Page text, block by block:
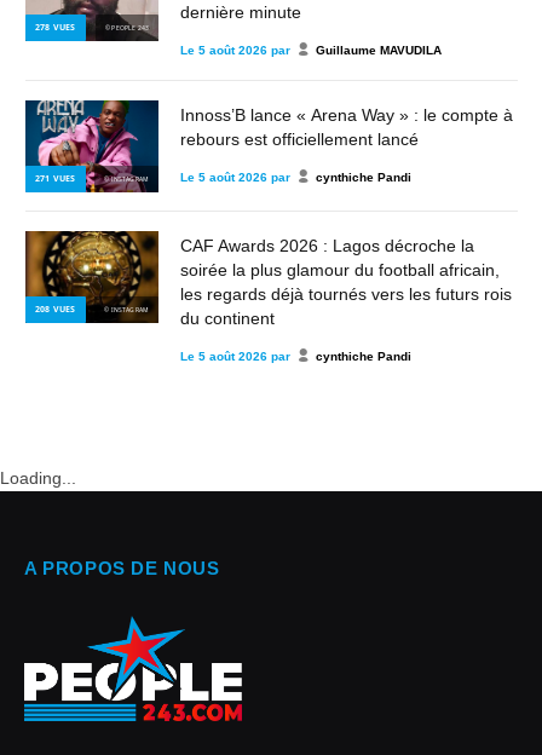
278 VUES © PEOPLE 243
dernière minute
Le 5 août 2026 par Guillaume MAVUDILA
271 VUES © INSTAGRAM
Innoss’B lance « Arena Way » : le compte à
rebours est officiellement lancé
Le 5 août 2026 par cynthiche Pandi
208 VUES © INSTAGRAM
CAF Awards 2026 : Lagos décroche la
soirée la plus glamour du football africain,
les regards déjà tournés vers les futurs rois
du continent
Le 5 août 2026 par cynthiche Pandi
Loading...
A PROPOS DE NOUS